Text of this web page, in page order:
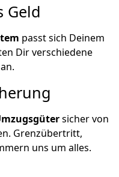
Geld
passt sich Deinem
Dir verschiedene
sicher von
Grenzübertritt,
uns um alles.